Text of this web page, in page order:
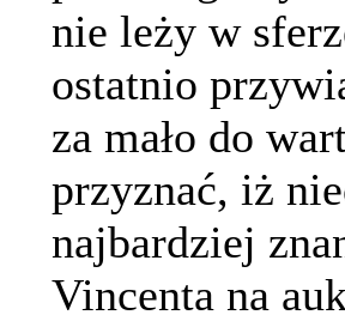
nie leży w
ostatnio
za mało do
przyznać, iż
najbardziej
Vincenta na